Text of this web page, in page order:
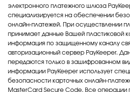
электронного платежного шлюза
специализируется на обеспечении
онлайн-платежей. При осуществлении
принимает данные Вашей пластиковой
информация по защищенному каналу
авторизационный сервер PayKeeper.
передаются только в зашифрованном
информации PayKeeper использует
безопасности карточных онлайн-
MasterCard Secure Code. Все операции